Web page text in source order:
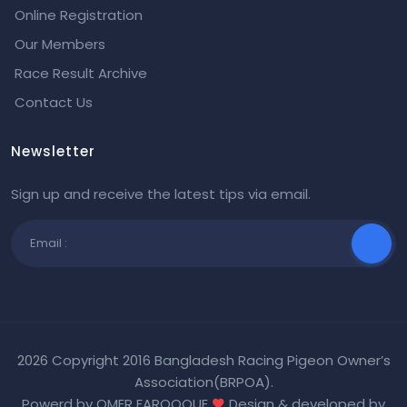
Online Registration
Our Members
Race Result Archive
Contact Us
Newsletter
Sign up and receive the latest tips via email.
2026 Copyright 2016 Bangladesh Racing Pigeon Owner’s
Association(BRPOA).